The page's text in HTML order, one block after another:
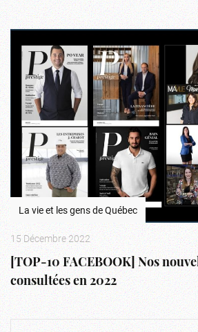
La vie et les gens de Québec
15 Décembre 2022
[TOP-10 FACEBOOK] Nos
consultées en 2022